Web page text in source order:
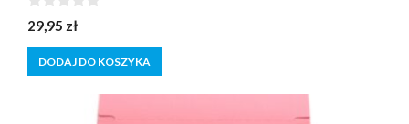
0
z
5
29,95 zł
DODAJ DO KOSZYKA